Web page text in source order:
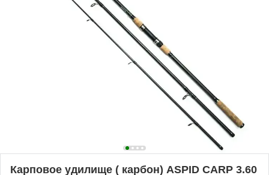
Карповое удилище ( карбон) ASPID CARP 3.60